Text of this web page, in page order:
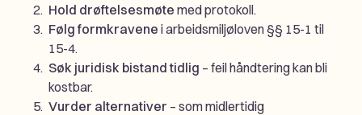
Hold drøftelsesmøte med protokoll.
Følg formkravene i arbeidsmiljøloven §§ 15-1 til
15-4.
Søk juridisk bistand tidlig – feil håndtering kan bli
kostbar.
Vurder alternativer – som midlertidig